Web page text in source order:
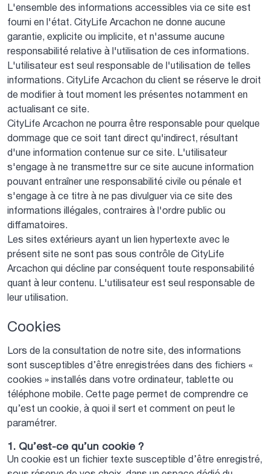
L'ensemble des informations accessibles via ce site est
fourni en l'état. CityLife Arcachon ne donne aucune
garantie, explicite ou implicite, et n'assume aucune
responsabilité relative à l'utilisation de ces informations.
L'utilisateur est seul responsable de l'utilisation de telles
informations. CityLife Arcachon du client se réserve le droit
de modifier à tout moment les présentes notamment en
actualisant ce site.
CityLife Arcachon ne pourra être responsable pour quelque
dommage que ce soit tant direct qu'indirect, résultant
d'une information contenue sur ce site. L'utilisateur
s'engage à ne transmettre sur ce site aucune information
pouvant entraîner une responsabilité civile ou pénale et
s'engage à ce titre à ne pas divulguer via ce site des
informations illégales, contraires à l'ordre public ou
diffamatoires.
Les sites extérieurs ayant un lien hypertexte avec le
présent site ne sont pas sous contrôle de CityLife
Arcachon qui décline par conséquent toute responsabilité
quant à leur contenu. L'utilisateur est seul responsable de
leur utilisation.
Cookies
Lors de la consultation de notre site, des informations
sont susceptibles d’être enregistrées dans des fichiers «
cookies » installés dans votre ordinateur, tablette ou
téléphone mobile. Cette page permet de comprendre ce
qu’est un cookie, à quoi il sert et comment on peut le
paramétrer.
1. Qu’est-ce qu’un cookie ?
Un cookie est un fichier texte susceptible d’être enregistré,